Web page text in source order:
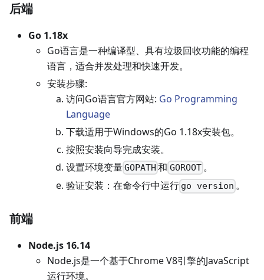
后端
Go 1.18x
Go语言是一种编译型、具有垃圾回收功能的编程
语言，适合并发处理和快速开发。
安装步骤:
访问Go语言官方网站: Go Programming
Language
下载适用于Windows的Go 1.18x安装包。
按照安装向导完成安装。
设置环境变量GOPATH 和 GOROOT。
验证安装：在命令行中运行 go version 。
前端
Node.js 16.14
Node.js是一个基于Chrome V8引擎的JavaScript
运行环境。